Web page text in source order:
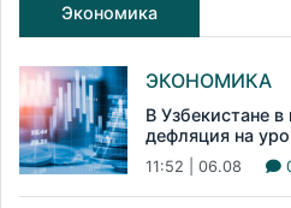
Экономика
ЭКОНОМИКА
В Узбекистане
дефляция на
11:52 | 06.08